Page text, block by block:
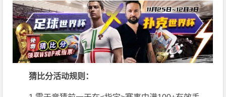
猜比分活动规则：